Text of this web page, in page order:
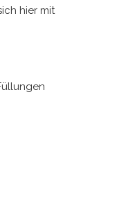
hier mit